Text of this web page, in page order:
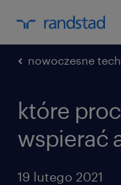
nowoczesne
które
wspierać
19 lutego 2021